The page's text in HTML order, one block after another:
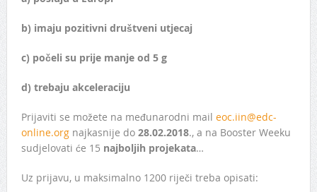
b) imaju pozitivni društveni utjecaj
c) počeli su prije manje od 5 g
d) trebaju akceleraciju
Prijaviti se možete na međunarodni mail eoc.iin@edc-
online.orgnajkasnije do 28.02.2018., a na Booster Weeku
sudjelovati će 15 najboljih projekata…
Uz prijavu, u maksimalno 1200 riječi treba opisati: